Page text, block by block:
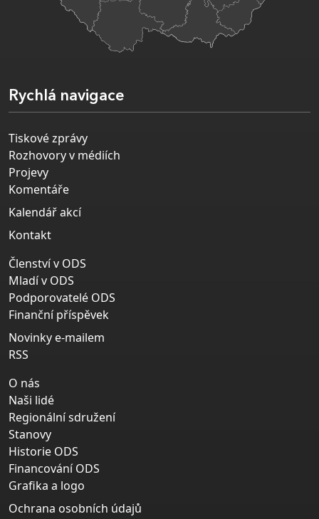
Rychlá navigace
Tiskové zprávy
Rozhovory v médiích
Projevy
Komentáře
Kalendář akcí
Kontakt
Členství v ODS
Mladí v ODS
Podporovatelé ODS
Finanční příspěvek
Novinky e-mailem
RSS
O nás
Naši lidé
Regionální sdružení
Stanovy
Historie ODS
Financování ODS
Grafika a logo
Ochrana osobních údajů